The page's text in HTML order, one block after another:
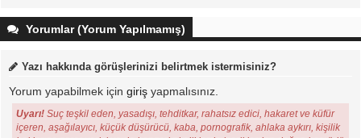
Yorumlar (Yorum Yapılmamış)
Yazı hakkında görüşlerinizi belirtmek istermisiniz?
Yorum yapabilmek için giriş yapmalısınız.
Uyarı! Suç teşkil eden, yasadışı, tehditkar, rahatsız edici, hakaret ve küfür
içeren, aşağılayıcı, küçük düşürücü, kaba, pornografik, ahlaka aykırı, kişilik